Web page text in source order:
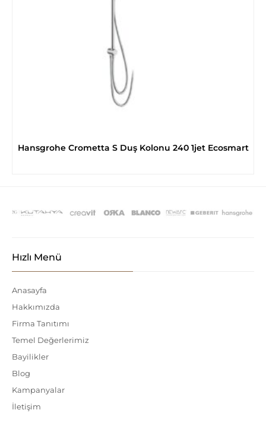
Hansgrohe Crometta S Duş Kolonu 240 1jet Ecosmart
Hızlı Menü
Anasayfa
Hakkımızda
Firma Tanıtımı
Temel Değerlerimiz
Bayilikler
Blog
Kampanyalar
İletişim